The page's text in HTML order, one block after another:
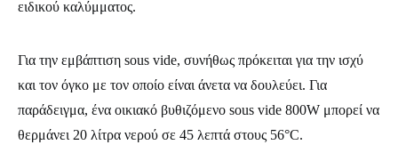
ειδικού καλύμματος.
Για την εμβάπτιση sous vide, συνήθως πρόκειται για την ισχύ
και τον όγκο με τον οποίο είναι άνετα να δουλεύει. Για
παράδειγμα, ένα οικιακό βυθιζόμενο sous vide 800W μπορεί να
θερμάνει 20 λίτρα νερού σε 45 λεπτά στους 56°C.